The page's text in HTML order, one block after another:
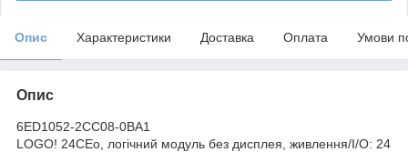
Опис Характеристики Доставка Оплата Умови
Опис
6ED1052-2CC08-0BA1
LOGO! 24CEo, логічний модуль без дисплея, живлення/I/O: 24